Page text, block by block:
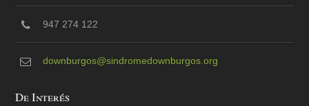
947 274 122
downburgos@sindromedownburgos.org
De Interés